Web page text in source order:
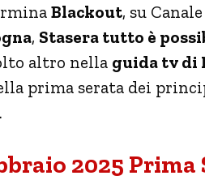
Blackout, su
, Stasera tutto è
altro nella guida tv di
prima serata dei
.
2025 Prima